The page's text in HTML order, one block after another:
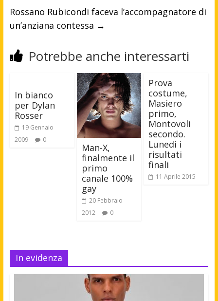
Rossano Rubicondi faceva l’accompagnatore di
un’anziana contessa →
Potrebbe anche interessarti
In bianco
per Dylan
Rosser
19 Gennaio
2009
0
Man-X,
finalmente il
primo
canale 100%
gay
20 Febbraio
2012
0
Prova
costume,
Masiero
primo,
Montovoli
secondo.
Lunedi i
risultati
finali
11 Aprile 2015
In evidenza